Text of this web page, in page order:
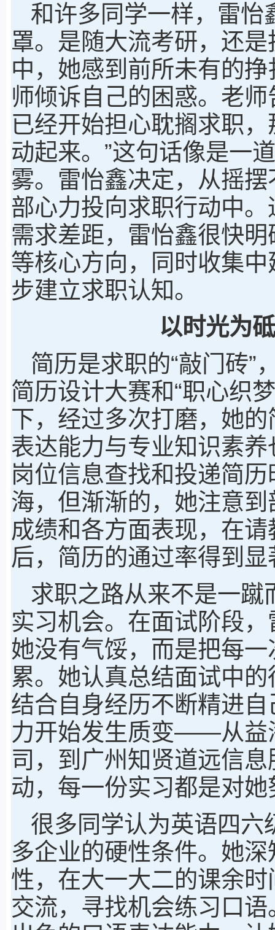
和许多同学一样，雷怡
罩。是随大流考研，还
中，她感到前所未有的
师倾诉自己的困惑。老
已经开始担心耽搁求职
动起来。”这句话像是一
雾。雷怡鑫决定，从摇
部心力投向求职行动中
需求差距，雷怡鑫很快
等核心方向，同时收集
步建立求职认知。
以时光为
简历是求职的“敲门砖”
简历设计大赛和“职心织
下，经过多次打磨，她
表达能力与专业知识素
岗位信息查找和投递简
海，但渐渐的，她注意
成绩和各方面表现，在
后，简历的通过率得到
求职之路从来不是一蹴
实习机会。在面试阶段
她没有气馁，而是把每
累。她认真总结面试中
结合自身经历不断精进
力开始发生质变——从益
司，到广州知贤道远信
动，每一份实习都是对
很多同学认为英语四六
多企业的硬性条件。她
性，在大一大二的课余
交流，寻找机会练习口